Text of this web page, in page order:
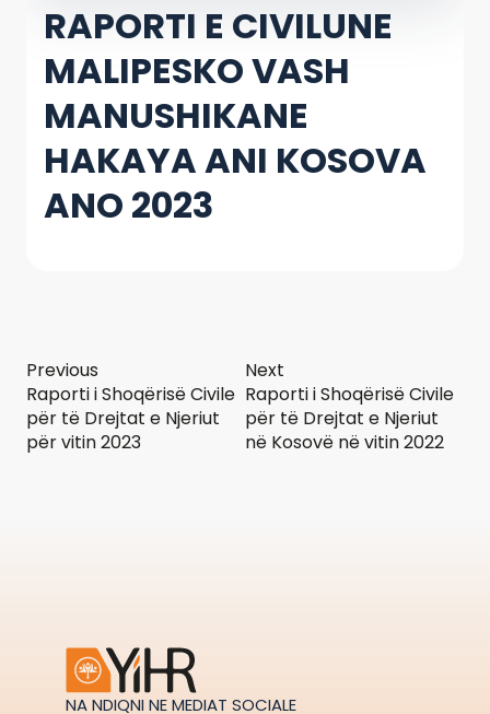
RAPORTI E CIVILUNE
MALIPESKO VASH
MANUSHIKANE
HAKAYA ANI KOSOVA
ANO 2023
Previous
Raporti i Shoqërisë Civile
për të Drejtat e Njeriut
për vitin 2023
Next
Raporti i Shoqërisë Civile
për të Drejtat e Njeriut
në Kosovë në vitin 2022
NA NDIQNI NE MEDIAT SOCIALE